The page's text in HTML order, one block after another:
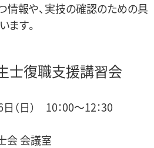
情報や、実技の確認のための具
ます。
士復職支援講習会
（日） 10：00～12：30
会 会議室